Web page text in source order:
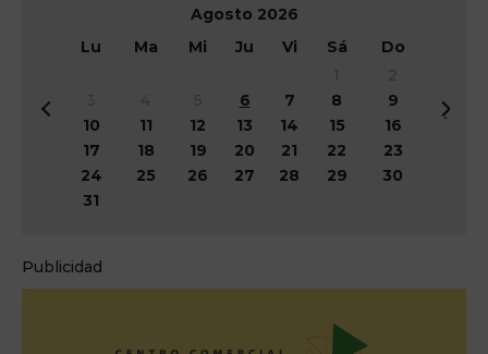
t
Si
Agosto 2026
Lu
Ma Mi Ju Vi Sá
Do
6 7 8
9
10
11 12 13 14 15
16
17
18 19 20 21 22
23
24
25 26 27 28 29
30
31
Publicidad